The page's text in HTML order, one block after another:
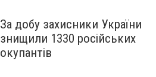
За добу захисники України
знищили 1330 російських
окупантів